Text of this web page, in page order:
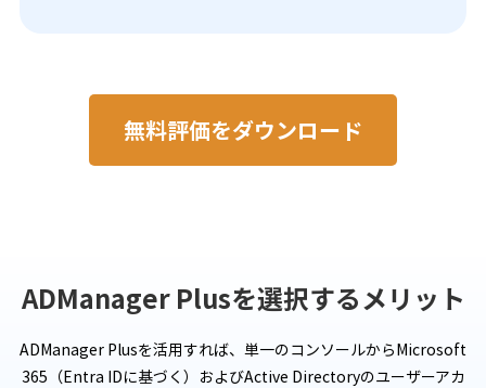
無料評価をダウンロード
ADManager Plusを選択するメリット
ADManager Plusを活用すれば、単一のコンソールからMicrosoft
365（Entra IDに基づく）およびActive Directoryのユーザーアカ